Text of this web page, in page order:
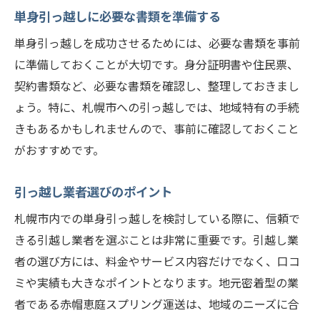
当日までにやるべき準備
引っ越し当日の流れ
荷物の仕分けとラベル貼りの方法
新居への搬入手順
トラブルを避けるためのポイント
引っ越し前に知っておきたい札幌市の生活情報
札幌市の交通手段ガイド
札幌市のおすすめショッピングエリア
新しい住所での公共料金手続き
ゴミの出し方とリサイクル情報
札幌市の医療機関と緊急連絡先
プロのサポートで引っ越しを楽にする方法
単身引っ越しに必要な書類を準備する
単身引っ越しを成功させるためには、必要な書類を事前
に準備しておくことが大切です。身分証明書や住民票、
契約書類など、必要な書類を確認し、整理しておきまし
ょう。特に、札幌市への引っ越しでは、地域特有の手続
きもあるかもしれませんので、事前に確認しておくこと
がおすすめです。
引っ越し業者選びのポイント
札幌市内での単身引っ越しを検討している際に、信頼で
きる引越し業者を選ぶことは非常に重要です。引越し業
者の選び方には、料金やサービス内容だけでなく、口コ
ミや実績も大きなポイントとなります。地元密着型の業
者である赤帽恵庭スプリング運送は、地域のニーズに合